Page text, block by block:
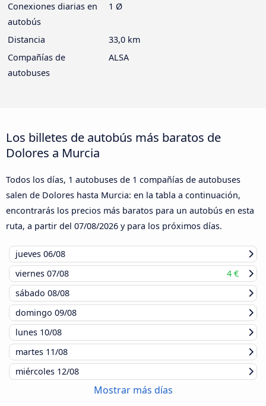
Conexiones diarias en
autobús
1 Ø
Distancia
33,0 km
Compañías de
autobuses
ALSA
Los billetes de autobús más baratos de
Dolores a Murcia
Todos los días, 1 autobuses de 1 compañías de autobuses
salen de Dolores hasta Murcia: en la tabla a continuación,
encontrarás los precios más baratos para un autobús en esta
ruta, a partir del 07/08/2026 y para los próximos días.
jueves 06/08
viernes 07/08
4 €
sábado 08/08
domingo 09/08
lunes 10/08
martes 11/08
miércoles 12/08
Mostrar más días